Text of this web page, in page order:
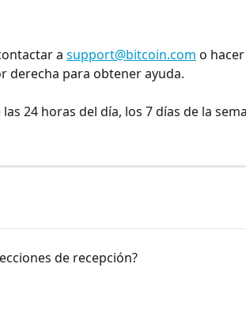
a support@bitcoin.com o
derecha para obtener ayuda.
de recepción?